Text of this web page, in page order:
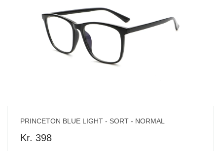
PRINCETON BLUE LIGHT - SORT - NORMAL
Kr. 398